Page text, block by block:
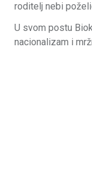
roditelj nebi
U svom postu
nacionalizam i